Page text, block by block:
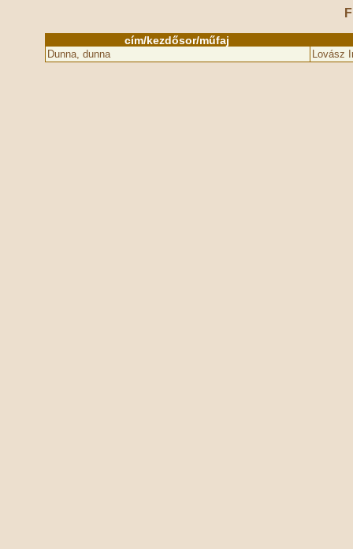
cím/kezdősor/műfaj
Dunna, dunna Lovász